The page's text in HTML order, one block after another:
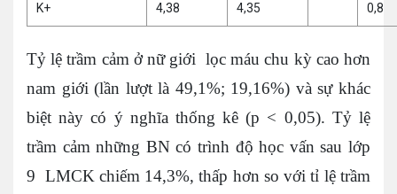
K+ 4,38 4,35 0,8
Tỷ lệ trầm cảm ở nữ giới lọc máu chu kỳ cao hơn
nam giới (lần lượt là 49,1%; 19,16%) và sự khác
biệt này có ý nghĩa thống kê (p < 0,05). Tỷ lệ
trầm cảm những BN có trình độ học vấn sau lớp
9 LMCK chiếm 14,3%, thấp hơn so với tỉ lệ trầm